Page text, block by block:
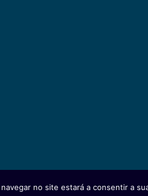
Ficha Técnica Estatuto
no site estará a consentir a